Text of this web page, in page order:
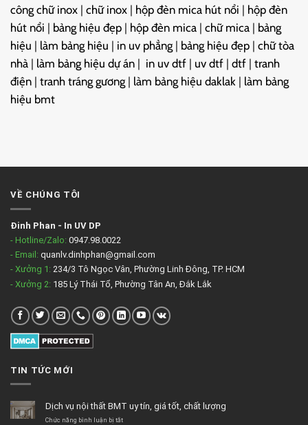
công chữ inox | chữ inox | hộp đèn mica hút nổi | hộp đèn
hút nổi | bảng hiệu đẹp | hộp đèn mica | chữ mica | bảng
hiệu | làm bảng hiệu | in uv phẳng | bảng hiệu đẹp | chữ tòa
nhà | làm bảng hiệu dự án | in uv dtf | uv dtf | dtf | tranh
điện | tranh tráng gương | làm bảng hiệu daklak | làm bảng
hiệu bmt
VỀ CHÚNG TÔI
Đinh Phan - In UV DP
- Hotline/Zalo: 0947.98.0022
- Email: quanlv.dinhphan@gmail.com
- Xưởng 1: 234/3 Tô Ngọc Vân, Phường Linh Đông, TP. HCM
- Xưởng 2: 185 Lý Thái Tổ, Phường Tân An, Đắk Lắk
TIN TỨC MỚI
Dịch vụ nội thất BMT uy tín, giá tốt, chất lượng
Chức năng bình luận bị tắtở